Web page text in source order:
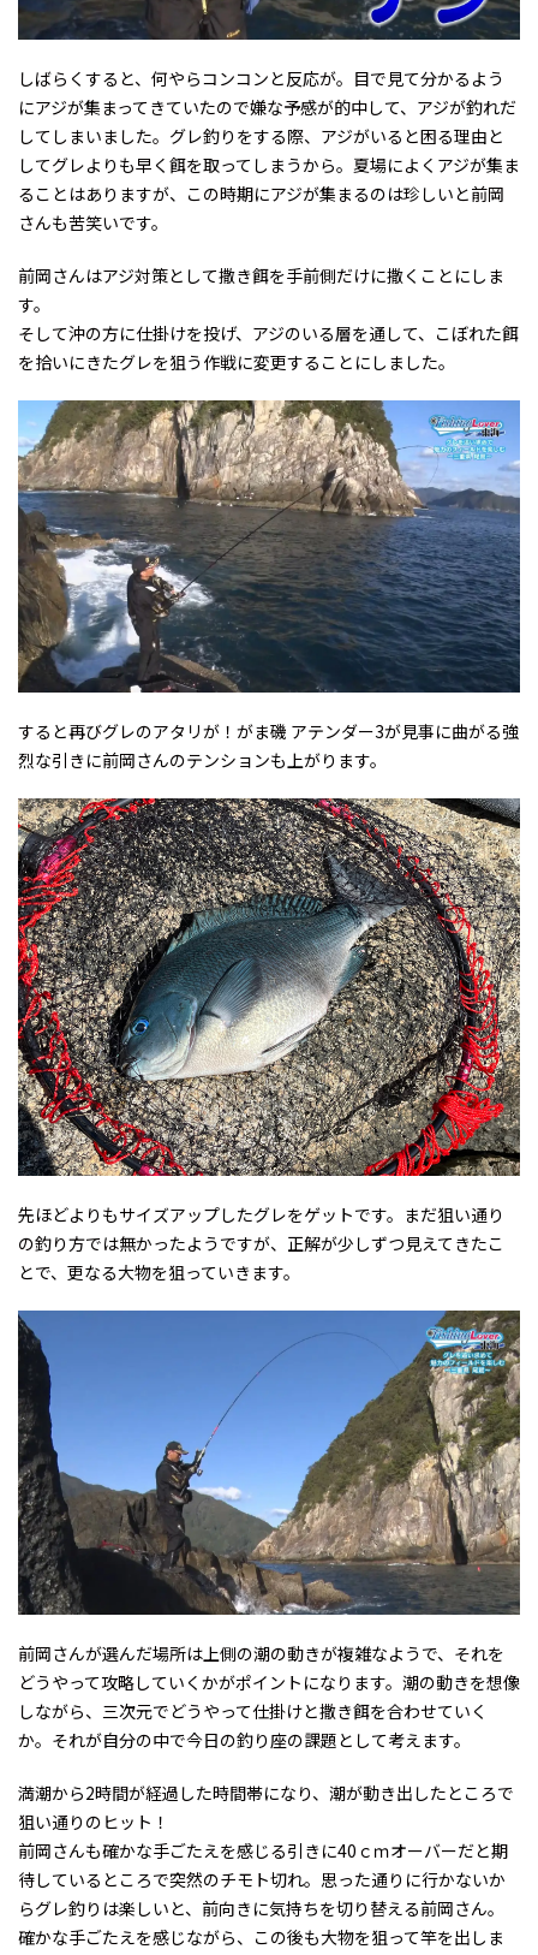
しばらくすると、何やらコンコンと反応が。目で見て分かるよう
にアジが集まってきていたので嫌な予感が的中して、アジが釣れだ
してしまいました。グレ釣りをする際、アジがいると困る理由と
してグレよりも早く餌を取ってしまうから。夏場によくアジが集ま
ることはありますが、この時期にアジが集まるのは珍しいと前岡
さんも苦笑いです。
前岡さんはアジ対策として撒き餌を手前側だけに撒くことにしま
す。
そして沖の方に仕掛けを投げ、アジのいる層を通して、こぼれた餌
を拾いにきたグレを狙う作戦に変更することにしました。
すると再びグレのアタリが！がま磯 アテンダー3が見事に曲がる強
烈な引きに前岡さんのテンションも上がります。
先ほどよりもサイズアップしたグレをゲットです。まだ狙い通り
の釣り方では無かったようですが、正解が少しずつ見えてきたこ
とで、更なる大物を狙っていきます。
前岡さんが選んだ場所は上側の潮の動きが複雑なようで、それを
どうやって攻略していくかがポイントになります。潮の動きを想像
しながら、三次元でどうやって仕掛けと撒き餌を合わせていく
か。それが自分の中で今日の釣り座の課題として考えます。
満潮から2時間が経過した時間帯になり、潮が動き出したところで
狙い通りのヒット！
前岡さんも確かな手ごたえを感じる引きに40ｃｍオーバーだと期
待しているところで突然のチモト切れ。思った通りに行かないか
らグレ釣りは楽しいと、前向きに気持ちを切り替える前岡さん。
確かな手ごたえを感じながら、この後も大物を狙って竿を出しま